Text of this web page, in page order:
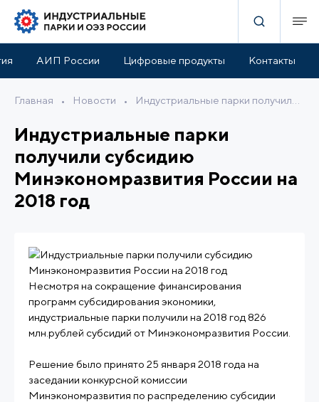
АИП России Цифровые продукты Контакты
Главная • Новости •
Индустриальные парки
получили субсидию
Минэкономразвития России на
2018 год
Несмотря на сокращение финансирования
программ субсидирования экономики,
индустриальные парки получили на 2018 год 826
млн.рублей субсидий от Минэкономразвития России.
Решение было принято 25 января 2018 года на
заседании конкурсной комиссии
Минэкономразвития по распределению субсидии